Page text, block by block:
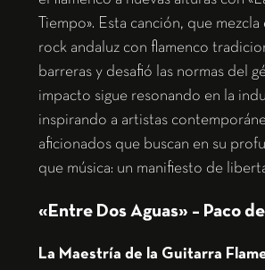
Tiempo». Esta canción, que
rock andaluz con flamenco
barreras y desafió las normas del
impacto sigue resonando en la
inspirando a artistas
aficionados que buscan en su
que música: un manifiesto de
«Entre Dos Aguas» – Paco
La Maestría de la Guitarra